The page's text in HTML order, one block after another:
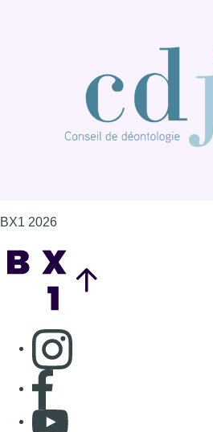
BX1 2026
Consulter page Instagram
Consulter page Facebook
Consulter Youtube